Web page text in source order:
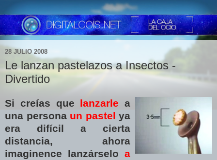
28 JULIO 2008
Le lanzan pastelazos a Insectos -
Divertido
Si creías que lanzarle a
una persona un pastel ya
era difícil a cierta
distancia, ahora
imaginence lanzárselo a